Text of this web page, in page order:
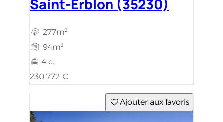
Saint-Erblon (35230)
277m²
94m²
4 c.
230 772 €
Ajouter aux favoris